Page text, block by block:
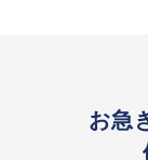
お急